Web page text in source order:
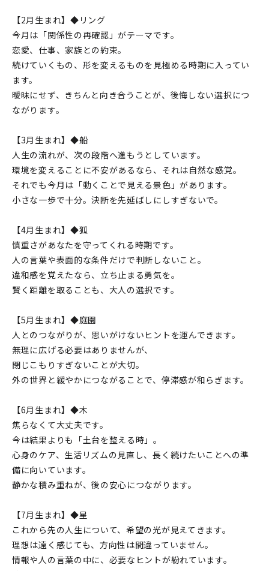
【2月生まれ】◆リング
今月は「関係性の再確認」がテーマです。
恋愛、仕事、家族との約束。
続けていくもの、形を変えるものを見極める時期に入ってい
ます。
曖昧にせず、きちんと向き合うことが、後悔しない選択につ
ながります。
【3月生まれ】◆船
人生の流れが、次の段階へ進もうとしています。
環境を変えることに不安があるなら、それは自然な感覚。
それでも今月は「動くことで見える景色」があります。
小さな一歩で十分。決断を先延ばしにしすぎないで。
【4月生まれ】◆狐
慎重さがあなたを守ってくれる時期です。
人の言葉や表面的な条件だけで判断しないこと。
違和感を覚えたなら、立ち止まる勇気を。
賢く距離を取ることも、大人の選択です。
【5月生まれ】◆庭園
人とのつながりが、思いがけないヒントを運んできます。
無理に広げる必要はありませんが、
閉じこもりすぎないことが大切。
外の世界と緩やかにつながることで、停滞感が和らぎます。
【6月生まれ】◆木
焦らなくて大丈夫です。
今は結果よりも「土台を整える時」。
心身のケア、生活リズムの見直し、長く続けたいことへの準
備に向いています。
静かな積み重ねが、後の安心につながります。
【7月生まれ】◆星
これから先の人生について、希望の光が見えてきます。
理想は遠く感じても、方向性は間違っていません。
情報や人の言葉の中に、必要なヒントが紛れています。